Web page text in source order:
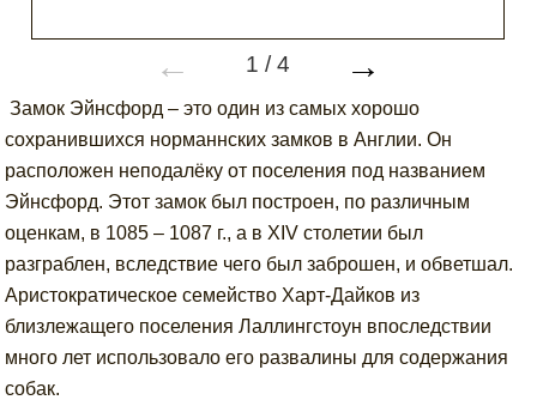
← 1 /4 →
Замок Эйнсфорд – это один из самых хорошо
сохранившихся норманнских замков в Англии. Он
расположен неподалёку от поселения под названием
Эйнсфорд. Этот замок был построен, по различным
оценкам, в 1085 – 1087 г., а в XIV столетии был
разграблен, вследствие чего был заброшен, и обветшал.
Аристократическое семейство Харт-Дайков из
близлежащего поселения Лаллингстоун впоследствии
много лет использовало его развалины для содержания
собак.